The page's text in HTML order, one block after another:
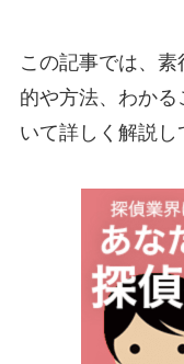
この記事では、
的や方法、わか
いて詳しく解説し